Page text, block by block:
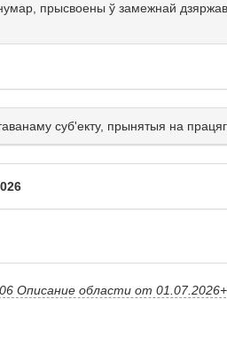
прысвоены ў замежнай
суб'екту, прынятыя на
Описание области от